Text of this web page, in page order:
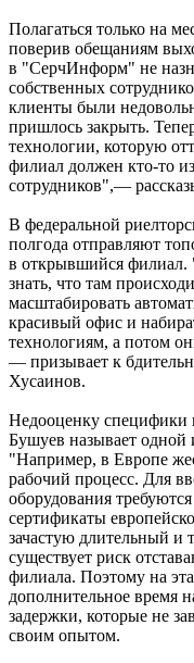
Полагаться только на
поверив обещаниям
в "СерчИнформ" не
собственных
клиенты были
пришлось закрыть.
технологии, которую
филиал должен кто-то
сотрудников",—
В федеральной
полгода отправляют
в открывшийся филиал.
знать, что там
масштабировать
красивый офис и
технологиям, а потом
— призывает к
Хусаинов.
Недооценку
Бушуев называет одной
"Например, в Европе
рабочий процесс. Для
оборудования
сертификаты
зачастую длительный и
существует риск
филиала. Поэтому на
дополнительное время
задержки, которые не
своим опытом.